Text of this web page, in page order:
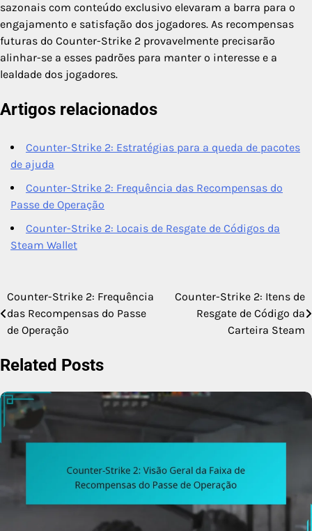
sazonais com conteúdo exclusivo elevaram a barra para o
engajamento e satisfação dos jogadores. As recompensas
futuras do Counter-Strike 2 provavelmente precisarão
alinhar-se a esses padrões para manter o interesse e a
lealdade dos jogadores.
Artigos relacionados
Counter-Strike 2: Estratégias para a queda de pacotes
de ajuda
Counter-Strike 2: Frequência das Recompensas do
Passe de Operação
Counter-Strike 2: Locais de Resgate de Códigos da
Steam Wallet
Post
navigation
Counter-Strike 2: Frequência
das Recompensas do Passe
de Operação
Counter-Strike 2: Itens de
Resgate de Código da
Carteira Steam
Related Posts